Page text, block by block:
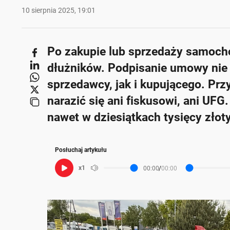
10 sierpnia 2025, 19:01
Skrót przygotowany przez Onet Czat z AI, może zawierać błędy.
Po zakupie lub sprzedaży samochodu
Niezgłoszenie zbycia lub nabycia pojazdu może
Nabywca musi zadbać o ciągłość ubezpieczenia
Niedopełnienie obowiązku złożenia deklaracji
Po zakupie lub sprzedaży
dłużników. Podpisanie umowy
sprzedawcy, jak i kupującego.
narazić się ani fiskusowi, ani
nawet w dziesiątkach tysięcy
Posłuchaj artykułu
x1 00:00/00:00